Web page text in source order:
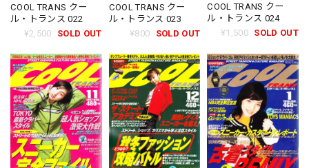
COOL TRANS クー
ル・トランス 022
¥2,500
SOLD OUT
COOL TRANS クー
ル・トランス 023
¥800
SOLD OUT
COOL TRANS クー
ル・トランス 024
¥1,500 SOLD OUT